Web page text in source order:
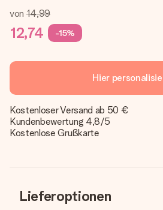
von 14,99
12,74 -15%
Hier
Kostenloser Versand ab 50 €
Kundenbewertung 4,8/5
Kostenlose Grußkarte
Lieferoptionen